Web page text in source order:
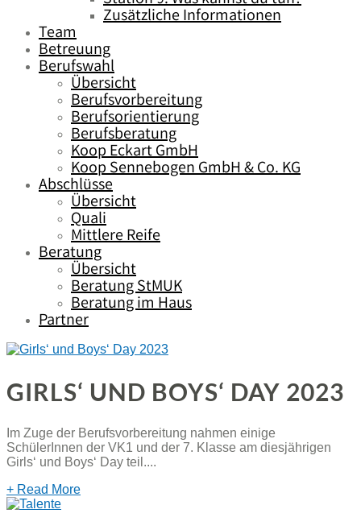
Zusätzliche Informationen
Team
Betreuung
Berufswahl
Übersicht
Berufsvorbereitung
Berufsorientierung
Berufsberatung
Koop Eckart GmbH
Koop Sennebogen GmbH & Co. KG
Abschlüsse
Übersicht
Quali
Mittlere Reife
Beratung
Übersicht
Beratung StMUK
Beratung im Haus
Partner
GIRLS‘ UND BOYS‘ DAY 2023
Im Zuge der Berufsvorbereitung nahmen einige
SchülerInnen der VK1 und der 7. Klasse am diesjährigen
Girls‘ und Boys‘ Day teil....
+ Read More